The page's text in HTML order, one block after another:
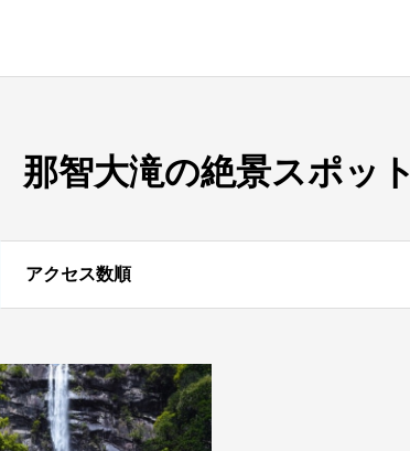
那智大滝の絶景スポット
アクセス数順